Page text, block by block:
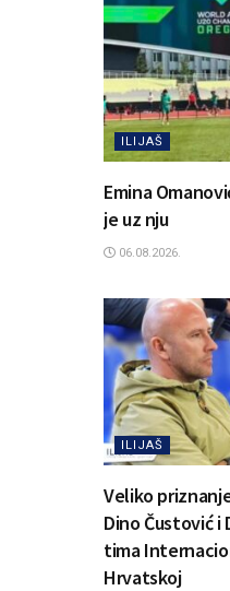
ILIJAŠ
Emina
je uz nju
06.08.2026.
ILIJAŠ
Veliko
Dino Čustović i
tima
Hrvatskoj